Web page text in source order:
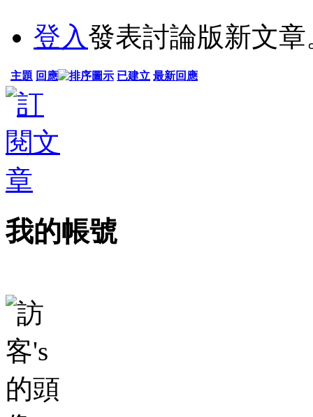
登入發表討論版新文章
主題 回應 已建立 最新回應
我的帳號